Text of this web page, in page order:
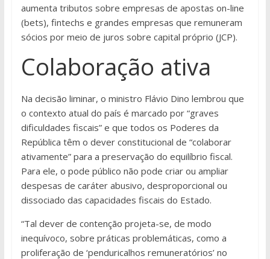
aumenta tributos sobre empresas de apostas on-line
(bets), fintechs e grandes empresas que remuneram
sócios por meio de juros sobre capital próprio (JCP).
Colaboração ativa
Na decisão liminar, o ministro Flávio Dino lembrou que
o contexto atual do país é marcado por “graves
dificuldades fiscais” e que todos os Poderes da
República têm o dever constitucional de “colaborar
ativamente” para a preservação do equilíbrio fiscal.
Para ele, o pode público não pode criar ou ampliar
despesas de caráter abusivo, desproporcional ou
dissociado das capacidades fiscais do Estado.
“Tal dever de contenção projeta-se, de modo
inequívoco, sobre práticas problemáticas, como a
proliferação de ‘penduricalhos remuneratórios’ no